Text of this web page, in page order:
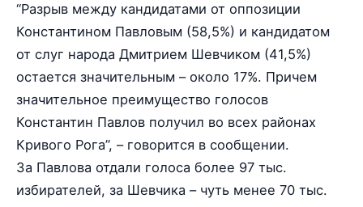
“Разрыв между кандидатами от оппозиции
Константином Павловым (58,5%) и кандидатом
от слуг народа Дмитрием Шевчиком (41,5%)
остается значительным – около 17%. Причем
значительное преимущество голосов
Константин Павлов получил во всех районах
Кривого Рога”, – говорится в сообщении.
За Павлова отдали голоса более 97 тыс.
избирателей, за Шевчика – чуть менее 70 тыс.